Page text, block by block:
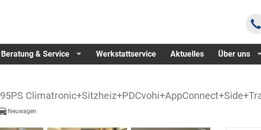
Beratung & Service Werkstattservice Aktuelles Über uns
95PS
Neuwagen